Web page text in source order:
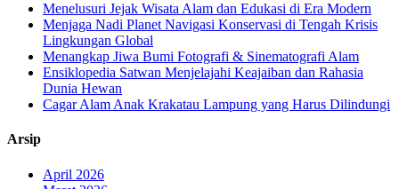
Menelusuri Jejak Wisata Alam dan Edukasi di Era Modern
Menjaga Nadi Planet Navigasi Konservasi di Tengah Krisis
Lingkungan Global
Menangkap Jiwa Bumi Fotografi & Sinematografi Alam
Ensiklopedia Satwan Menjelajahi Keajaiban dan Rahasia
Dunia Hewan
Cagar Alam Anak Krakatau Lampung yang Harus Dilindungi
Arsip
April 2026